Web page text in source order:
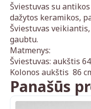
Šviestuvas su
dažytos keramikos,
Šviestuvas
gaubtu.
Matmenys:
Šviestuvas: aukštis
Kolonos aukštis 86
Panašūs